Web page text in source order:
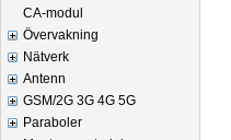
CA-modul
Övervakning
Nätverk
Antenn
GSM/2G 3G 4G 5G
Paraboler